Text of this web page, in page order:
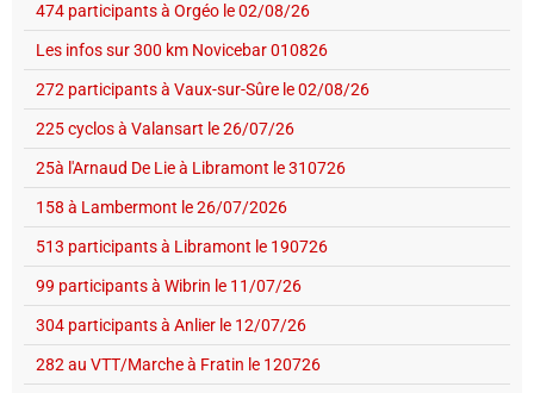
474 participants à Orgéo le 02/08/26
Les infos sur 300 km Novicebar 010826
272 participants à Vaux-sur-Sûre le 02/08/26
225 cyclos à Valansart le 26/07/26
25à l'Arnaud De Lie à Libramont le 310726
158 à Lambermont le 26/07/2026
513 participants à Libramont le 190726
99 participants à Wibrin le 11/07/26
304 participants à Anlier le 12/07/26
282 au VTT/Marche à Fratin le 120726